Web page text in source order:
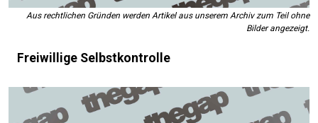
Aus rechtlichen Gründen werden Artikel aus unserem Archiv zum Teil ohne
Bilder angezeigt.
Freiwillige Selbstkontrolle